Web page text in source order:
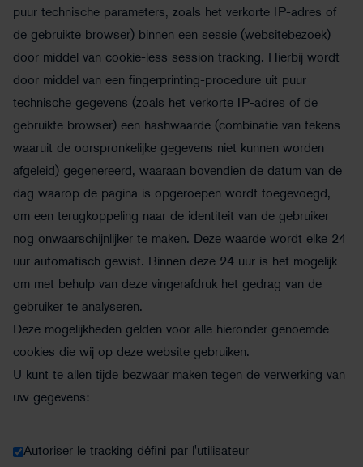
puur technische parameters, zoals het verkorte IP-adres of
de gebruikte browser) binnen een sessie (websitebezoek)
door middel van cookie-less session tracking. Hierbij wordt
door middel van een fingerprinting-procedure uit puur
technische gegevens (zoals het verkorte IP-adres of de
gebruikte browser) een hashwaarde (combinatie van tekens
waaruit de oorspronkelijke gegevens niet kunnen worden
afgeleid) gegenereerd, waaraan bovendien de datum van de
dag waarop de pagina is opgeroepen wordt toegevoegd,
om een terugkoppeling naar de identiteit van de gebruiker
nog onwaarschijnlijker te maken. Deze waarde wordt elke 24
uur automatisch gewist. Binnen deze 24 uur is het mogelijk
om met behulp van deze vingerafdruk het gedrag van de
gebruiker te analyseren.
Deze mogelijkheden gelden voor alle hieronder genoemde
cookies die wij op deze website gebruiken.
U kunt te allen tijde bezwaar maken tegen de verwerking van
uw gegevens:
Autoriser le tracking défini par l'utilisateur